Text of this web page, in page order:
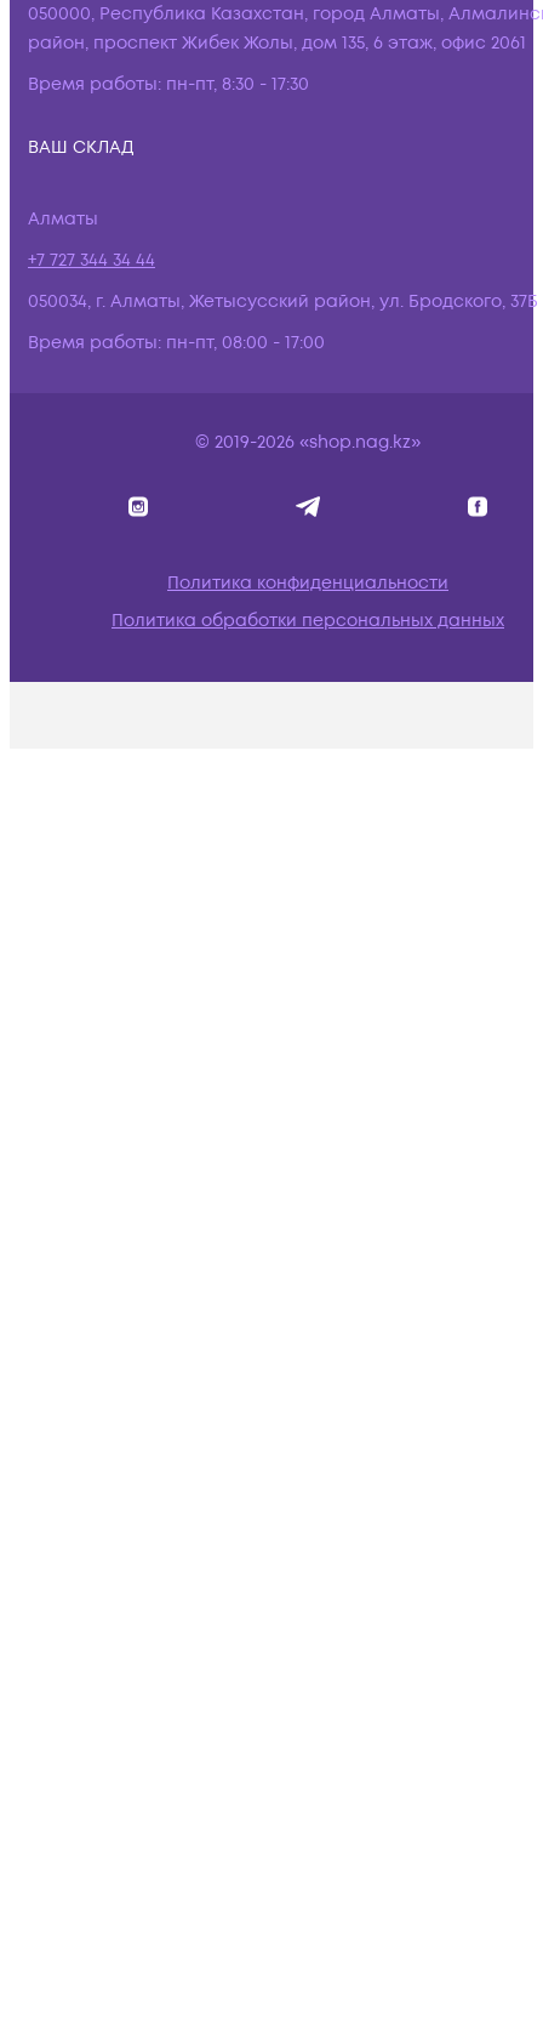
050000, Республика Казахстан, город Алматы,
район, проспект Жибек Жолы, дом 135, 6 этаж, офис 2061
Время работы: пн-пт, 8:30 - 17:30
ВАШ СКЛАД
Алматы
+7 727 344 34 44
050034, г. Алматы, Жетысусский район, ул. Бродского, 37Б
Время работы: пн-пт, 08:00 - 17:00
© 2019-2026 «shop.nag.kz»
Политика конфиденциальности
Политика обработки персональных данных